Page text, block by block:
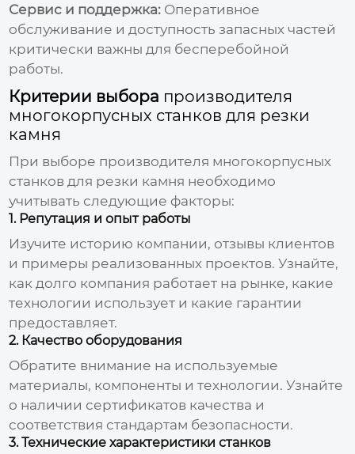
Сервис и поддержка: Оперативное
обслуживание и доступность запасных частей
критически важны для бесперебойной
работы.
Критерии выбора производителя
многокорпусных станков для резки
камня
При выборе производителя многокорпусных
станков для резки камня необходимо
учитывать следующие факторы:
1. Репутация и опыт работы
Изучите историю компании, отзывы клиентов
и примеры реализованных проектов. Узнайте,
как долго компания работает на рынке, какие
технологии использует и какие гарантии
предоставляет.
2. Качество оборудования
Обратите внимание на используемые
материалы, компоненты и технологии. Узнайте
о наличии сертификатов качества и
соответствия стандартам безопасности.
3. Технические характеристики станков